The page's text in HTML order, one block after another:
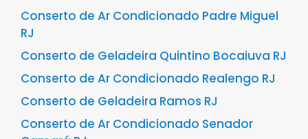
Conserto de Ar Condicionado Padre Miguel
RJ
Conserto de Geladeira Quintino Bocaiuva RJ
Conserto de Ar Condicionado Realengo RJ
Conserto de Geladeira Ramos RJ
Conserto de Ar Condicionado Senador